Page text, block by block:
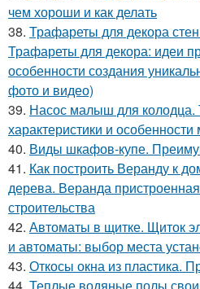
чем хороши и как делать
38. Трафареты для декора
Трафареты для декора: идеи
особенности создания
фото и видео)
39. Насос малыш для колодца.
характеристики и
40. Виды шкафов-купе.
41. Как построить Веранду к
дерева. Веранда
строительства
42. Автоматы в щитке. Щиток
и автоматы: выбор места
43. Откосы окна из пластика.